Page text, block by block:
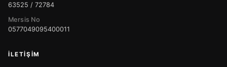
63525 / 72784
Mersis No
0577049095400011
İLETIŞIM